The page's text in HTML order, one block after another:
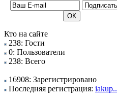
Кто на сайте
238: Гости
0: Пользователи
238: Всего
16908: Зарегистрировано
Последняя регистрация: iakup..